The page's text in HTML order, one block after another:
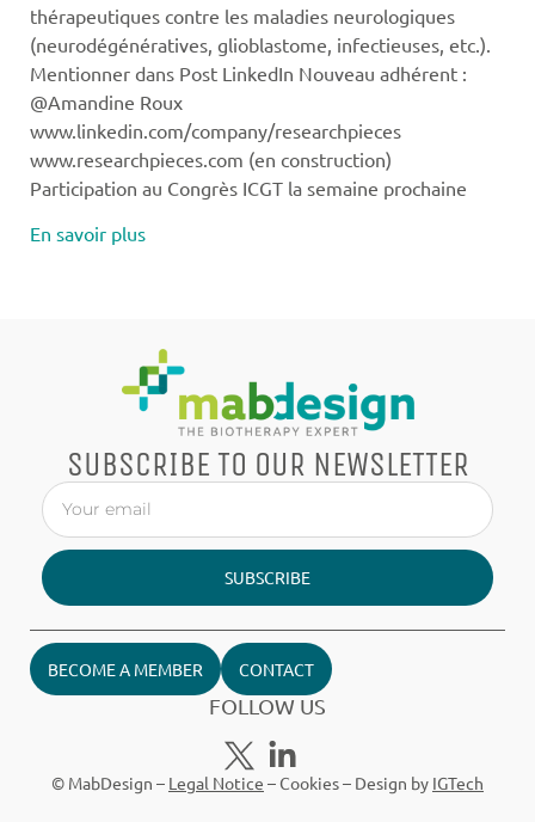
thérapeutiques contre les maladies neurologiques
(neurodégénératives, glioblastome, infectieuses, etc.).
Mentionner dans Post LinkedIn Nouveau adhérent :
@Amandine Roux
www.linkedin.com/company/researchpieces
www.researchpieces.com (en construction)
Participation au Congrès ICGT la semaine prochaine
En savoir plus
SUBSCRIBE TO OUR NEWSLETTER
SUBSCRIBE
BECOME A MEMBER CONTACT
FOLLOW US
© MabDesign – Legal Notice –Cookies– Design by IGTech